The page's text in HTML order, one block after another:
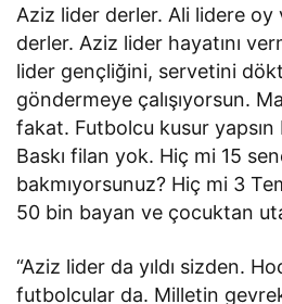
Aziz lider derler. Ali lidere
derler. Aziz lider hayatını
lider gençliğini, servetini
göndermeye çalışıyorsun.
fakat. Futbolcu kusur yapsın
Baskı filan yok. Hiç mi 15
bakmıyorsunuz? Hiç mi 3
50 bin bayan ve çocuktan
“Aziz lider da yıldı sizden.
futbolcular da. Milletin